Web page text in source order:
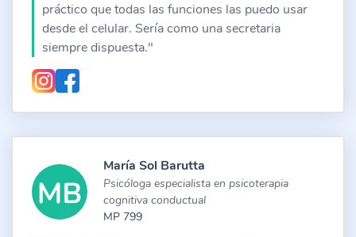
práctico que todas las funciones las puedo usar
desde el celular. Sería como una secretaria
siempre dispuesta."
María Sol Barutta
Psicóloga especialista en psicoterapia
cognitiva conductual
MP 799